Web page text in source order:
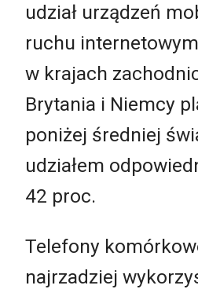
udział urządzeń
ruchu
w krajach
Brytania i Niemcy
poniżej średniej
udziałem
42 proc.
Telefony
najrzadziej